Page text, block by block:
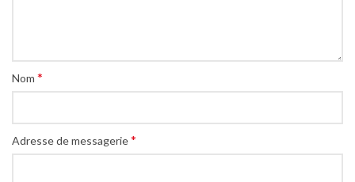
Nom *
Adresse de messagerie*